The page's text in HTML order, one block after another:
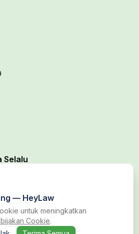
Selalu
Platform
Utara, Bekasi
— HeyLaw
untuk meningkatkan
Cookie.